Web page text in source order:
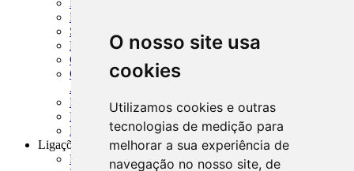
O nosso site usa
cookies
Utilizamos cookies e outras
tecnologias de medição para
melhorar a sua experiência de
navegação no nosso site, de
MCR - Manual de Crédito Rural
SISORF - Manual de Organização do SFN
MASUP - Manual de Supervisão Bancária
CADOC - Catálogo de Documentos
CNAE-CONCLA - Classificação Nacional de
Atividades Econômicas
PMF - Cartilhas do BCB
Manuais Auxiliares do BCB e Cosif-e
Resenhas Diárias Governamentais
Ligações Externas
Links Úteis